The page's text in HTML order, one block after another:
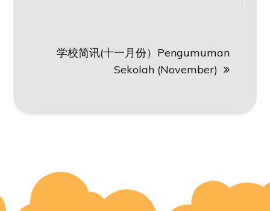
学校简讯(十一月份）Pengumuman
Sekolah (November)